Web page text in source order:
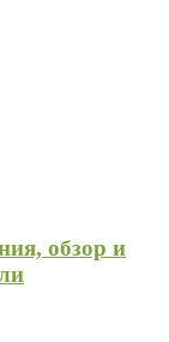
обзор и